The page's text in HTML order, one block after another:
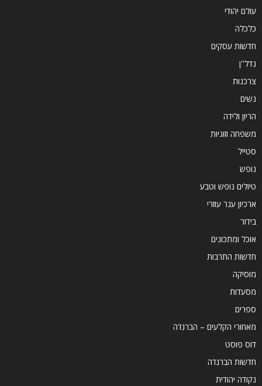
עולם יהודי
כלכלה
חדשות עסקים
נדל''ן
צרכנות
נשים
הריון ולידה
משפחה וזוגיות
סטייל
נופש
טיולים נופש וטבע
ארכיון ענר עוזרי
בידור
אוכל ומתכונים
חדשות התרבות
מוסיקה
מסעדות
ספרים
מאחורי הקלעים – הברנז'ה
דוס פוסט
חדשות הברנז'ה
נקודה יהודית